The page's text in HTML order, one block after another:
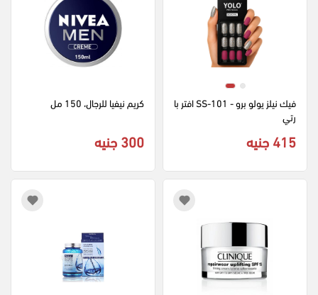
فيك نيلز يولو برو - SS-101 افتر با
رتي
415 جنيه
كريم نيفيا للرجال، 150 مل
300 جنيه